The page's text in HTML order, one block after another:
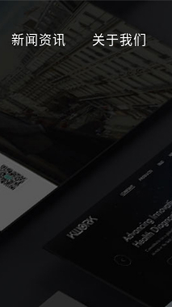
新闻资讯 关于我们